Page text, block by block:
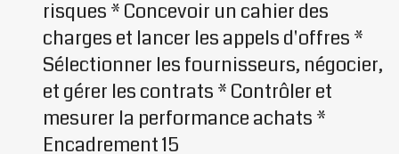
risques * Concevoir un cahier des
charges et lancer les appels d'offres *
Sélectionner les fournisseurs, négocier,
et gérer les contrats * Contrôler et
mesurer la performance achats *
Encadrement 15